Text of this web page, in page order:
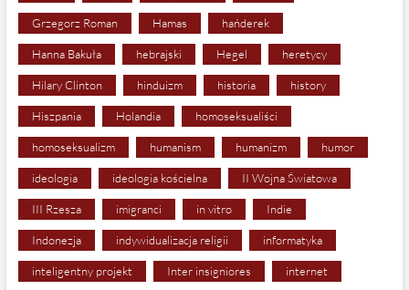
Grzegorz Roman Hamas hańderek
Hanna Bakuła hebrajski Hegel heretycy
Hilary Clinton hinduizm historia history
Hiszpania Holandia homoseksualiści
homoseksualizm humanism humanizm humor
ideologia ideologia kościelna II Wojna Światowa
III Rzesza imigranci in vitro Indie
Indonezja indywidualizacja religii informatyka
inteligentny projekt Inter insigniores internet